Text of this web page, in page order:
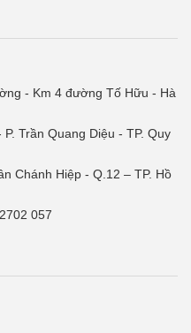
- Km 4 đường Tố Hữu - Hà
Trần Quang Diệu - TP. Quy
Chánh Hiệp - Q.12 – TP. Hồ
057